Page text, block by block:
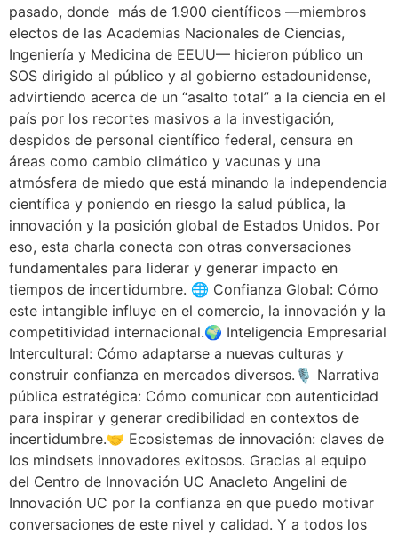
pasado, donde más de 1.900 científicos —miembros
electos de las Academias Nacionales de Ciencias,
Ingeniería y Medicina de EEUU— hicieron público un
SOS dirigido al público y al gobierno estadounidense,
advirtiendo acerca de un “asalto total” a la ciencia en el
país por los recortes masivos a la investigación,
despidos de personal científico federal, censura en
áreas como cambio climático y vacunas y una
atmósfera de miedo que está minando la independencia
científica y poniendo en riesgo la salud pública, la
innovación y la posición global de Estados Unidos. Por
eso, esta charla conecta con otras conversaciones
fundamentales para liderar y generar impacto en
tiempos de incertidumbre. 🌐 Confianza Global: Cómo
este intangible influye en el comercio, la innovación y la
competitividad internacional.🌍 Inteligencia Empresarial
Intercultural: Cómo adaptarse a nuevas culturas y
construir confianza en mercados diversos.🎙️ Narrativa
pública estratégica: Cómo comunicar con autenticidad
para inspirar y generar credibilidad en contextos de
incertidumbre.🤝 Ecosistemas de innovación: claves de
los mindsets innovadores exitosos. Gracias al equipo
del Centro de Innovación UC Anacleto Angelini de
Innovación UC por la confianza en que puedo motivar
conversaciones de este nivel y calidad. Y a todos los